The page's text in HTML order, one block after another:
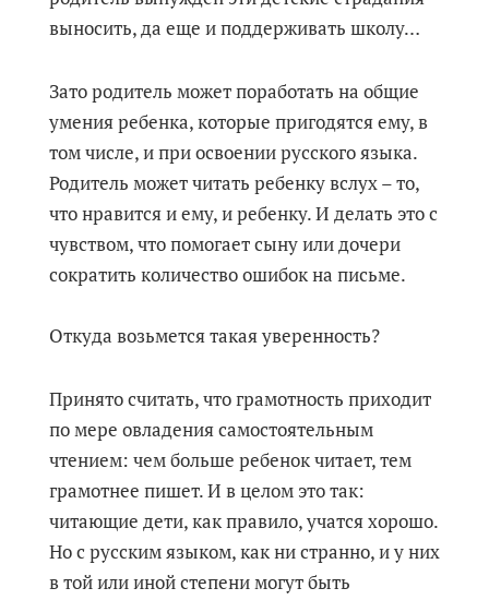
выносить, да еще и поддерживать школу…
Зато родитель может поработать на общие
умения ребенка, которые пригодятся ему, в
том числе, и при освоении русского языка.
Родитель может читать ребенку вслух – то,
что нравится и ему, и ребенку. И делать это с
чувством, что помогает сыну или дочери
сократить количество ошибок на письме.
Откуда возьмется такая уверенность?
Принято считать, что грамотность приходит
по мере овладения самостоятельным
чтением: чем больше ребенок читает, тем
грамотнее пишет. И в целом это так:
читающие дети, как правило, учатся хорошо.
Но с русским языком, как ни странно, и у них
в той или иной степени могут быть